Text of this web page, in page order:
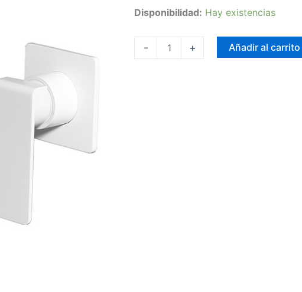
Disponibilidad: Hay existencias
- + Añadir al carrito